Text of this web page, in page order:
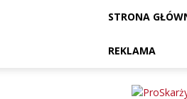
STRONA
REKLAMA